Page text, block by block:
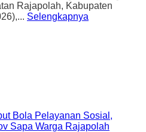
Rajapolah, Kabupaten
Selengkapnya